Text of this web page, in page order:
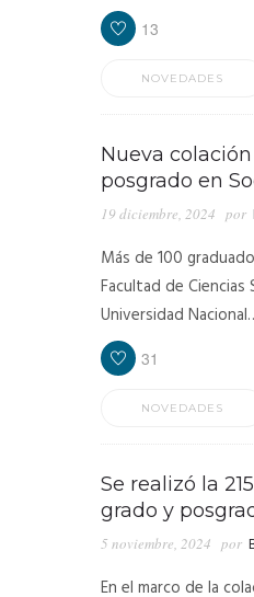
13
NOVEDADES
Nueva
posgrado en
19 diciembre, 2024 por
Más de 100
Facultad de Ciencias
Universidad
31
NOVEDADES
Se realizó la
grado y
5 noviembre, 2024 por
En el marco de la